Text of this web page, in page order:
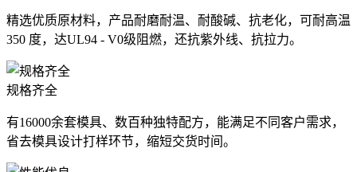
精选优质原材料，产品耐磨耐温、耐酸碱、抗老化，可耐高温
350 度，达UL94 - V0级阻燃，还抗紫外线、抗拉力。
规格齐全
有16000余套模具、数百种独特配方，能满足不同客户需求，
省去模具设计打样环节，缩短交货时间。